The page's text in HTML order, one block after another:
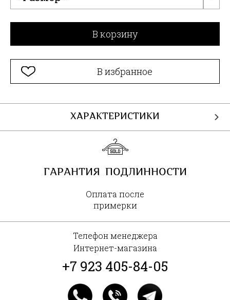
В корзину
В избранное
ХАРАКТЕРИСТИКИ
ГАРАНТИЯ ПОДЛИННОСТИ
Оплата после
примерки
Телефон менеджера
Интернет-магазина
+7 923 405-84-05